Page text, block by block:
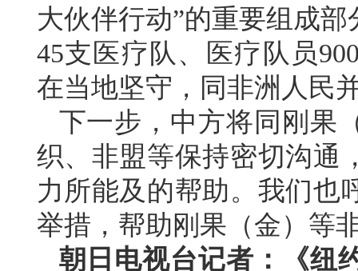
大伙伴行动”的重要组成
45支医疗队、医疗队员
在当地坚守，同非洲人民
下一步，中方将同刚果
织、非盟等保持密切沟通
力所能及的帮助。我们也
举措，帮助刚果（金）等
朝日电视台记者：《纽